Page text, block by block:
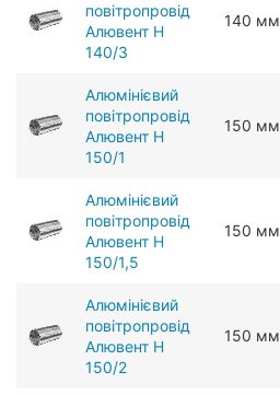
повітропровід
Алювент Н
140/3
140 мм
Алюмінієвий
повітропровід
Алювент Н
150/1
150 мм
Алюмінієвий
повітропровід
Алювент Н
150/1,5
150 мм
Алюмінієвий
повітропровід
Алювент Н
150/2
150 мм